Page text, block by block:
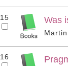
15 Was
16